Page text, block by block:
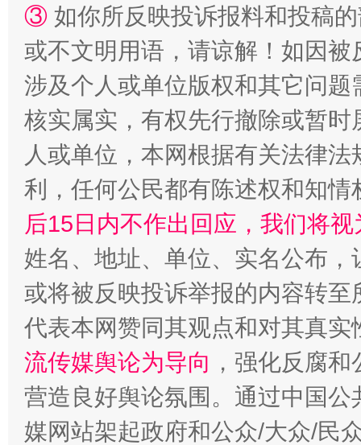
招工难、用工荒背后
网上购药对药下症？
这是一记警钟！ 谢
③ 如你所反映投诉报料和投稿
或不文明用语，请谅解！如因
涉及个人或单位版权和其它问题
核实属实，有权先行撤除或暂
人或单位，本网根据有关法律
利，任何公民都有陈述权和知情
后15日内不作出回应，我们将
姓名、地址、单位、实名公布
或将被反映投诉举报的内容转
代表本网赞同其观点和对其真实
流传媒舆论为导向 ，强化反腐
营造良好舆论氛围。通过中国
媒网站架起政府和公众/大众/民